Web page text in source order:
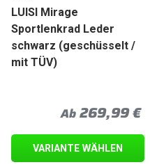
LUISI Mirage
Sportlenkrad Leder
schwarz (geschüsselt /
mit TÜV)
Normaler Preis
Ab269,99 €
VARIANTE WÄHLEN